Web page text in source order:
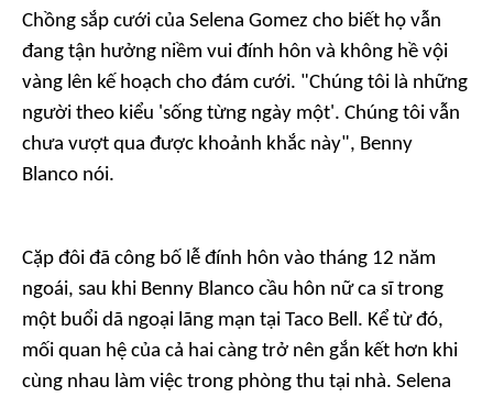
Chồng sắp cưới của Selena Gomez cho biết họ vẫn
đang tận hưởng niềm vui đính hôn và không hề vội
vàng lên kế hoạch cho đám cưới. "Chúng tôi là những
người theo kiểu 'sống từng ngày một'. Chúng tôi vẫn
chưa vượt qua được khoảnh khắc này", Benny
Blanco nói.
Cặp đôi đã công bố lễ đính hôn vào tháng 12 năm
ngoái, sau khi Benny Blanco cầu hôn nữ ca sĩ trong
một buổi dã ngoại lãng mạn tại Taco Bell. Kể từ đó,
mối quan hệ của cả hai càng trở nên gắn kết hơn khi
cùng nhau làm việc trong phòng thu tại nhà. Selena